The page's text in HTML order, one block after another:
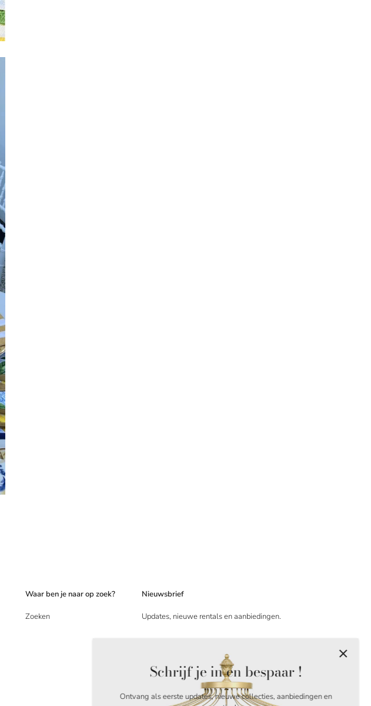
Schrijf je in en bespaar !
Ontvang als eerste updates, nieuwe collecties, aanbiedingen en
Waar ben je naar op zoek?
Zoeken
Nieuwsbrief
Updates, nieuwe rentals en aanbiedingen.